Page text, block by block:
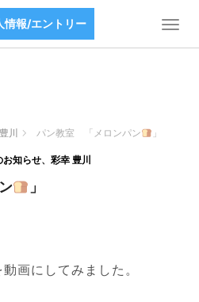
T
o
情報/エントリー
川 パン教室 「メロンパン 」
お知らせ、 彩幸 豊川
」
画にしてみました。